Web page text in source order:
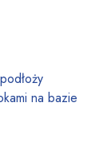
na bazie